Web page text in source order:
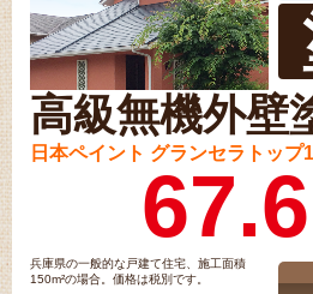
高級無機外壁
日本ペイント グランセラトップ
67.6
兵庫県の一般的な戸建て住宅、施工面積
150m²の場合。価格は税別です。